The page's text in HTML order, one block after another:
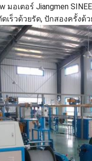
มอเตอร์ Jiangmen
เร็วด้วยรัด, ปักสองครั้งด้